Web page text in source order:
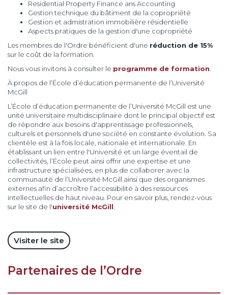
Residential Property Finance ans Accounting
Gestion technique du bâtiment de la copropriété
Gestion et admistration immobilière résidentielle
Aspects pratiques de la gestion d'une copropriété
Les membres de l'Ordre bénéficient d'une réduction de 15%
sur le coût de la formation.
Nous vous invitons à consulter le programme de formation
À propos de l’École d’éducation permanente de l’Université
McGill
L’École d’éducation permanente de l’Université McGill est une
unité universitaire multidisciplinaire dont le principal objectif est
de répondre aux besoins d'apprentissage professionnels,
culturels et personnels d'une société en constante évolution. Sa
clientèle est à la fois locale, nationale et internationale. En
établissant un lien entre l'Université et un large éventail de
collectivités, l’École peut ainsi offrir une expertise et une
infrastructure spécialisées, en plus de collaborer avec la
communauté de l’Université McGill ainsi que des organismes
externes afin d’accroître l’accessibilité à des ressources
intellectuelles de haut niveau. Pour en savoir plus, rendez-vous
sur le site de l'université McGill
Visiter le site
Partenaires de l’Ordre